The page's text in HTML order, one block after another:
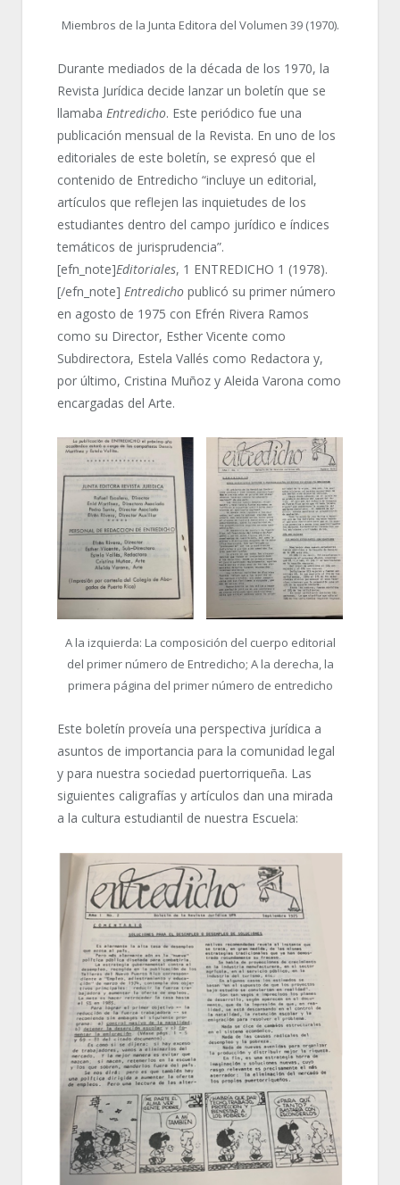
Miembros de la Junta Editora del Volumen 39 (1970).
Durante mediados de la década de los 1970, la
Revista Jurídica decide lanzar un boletín que se
llamaba Entredicho. Este periódico fue una
publicación mensual de la Revista. En uno de los
editoriales de este boletín, se expresó que el
contenido de Entredicho “incluye un editorial,
artículos que reflejen las inquietudes de los
estudiantes dentro del campo jurídico e índices
temáticos de jurisprudencia”.
[efn_note]Editoriales, 1 ENTREDICHO 1 (1978).
[/efn_note] Entredichopublicó su primer número
en agosto de 1975 con Efrén Rivera Ramos
como su Director, Esther Vicente como
Subdirectora, Estela Vallés como Redactora y,
por último, Cristina Muñoz y Aleida Varona como
encargadas del Arte.
A la izquierda: La composición del cuerpo editorial
del primer número de Entredicho; A la derecha, la
primera página del primer número de entredicho
Este boletín proveía una perspectiva jurídica a
asuntos de importancia para la comunidad legal
y para nuestra sociedad puertorriqueña. Las
siguientes caligrafías y artículos dan una mirada
a la cultura estudiantil de nuestra Escuela: